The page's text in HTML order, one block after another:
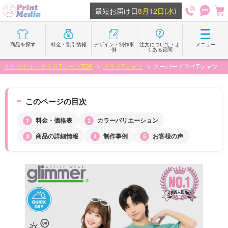
最短お届け日8月12日(水)
商品を探す 料金・割引情報 デザイン・制作事
例
注文について・よ
くある質問
メニュー
オリジナル・クラスTシャツTOP ドライTシャツ スーパードライTシャツ
このページの目次
料金・価格表
カラーバリエーション
商品の詳細情報
制作事例 お客様の声